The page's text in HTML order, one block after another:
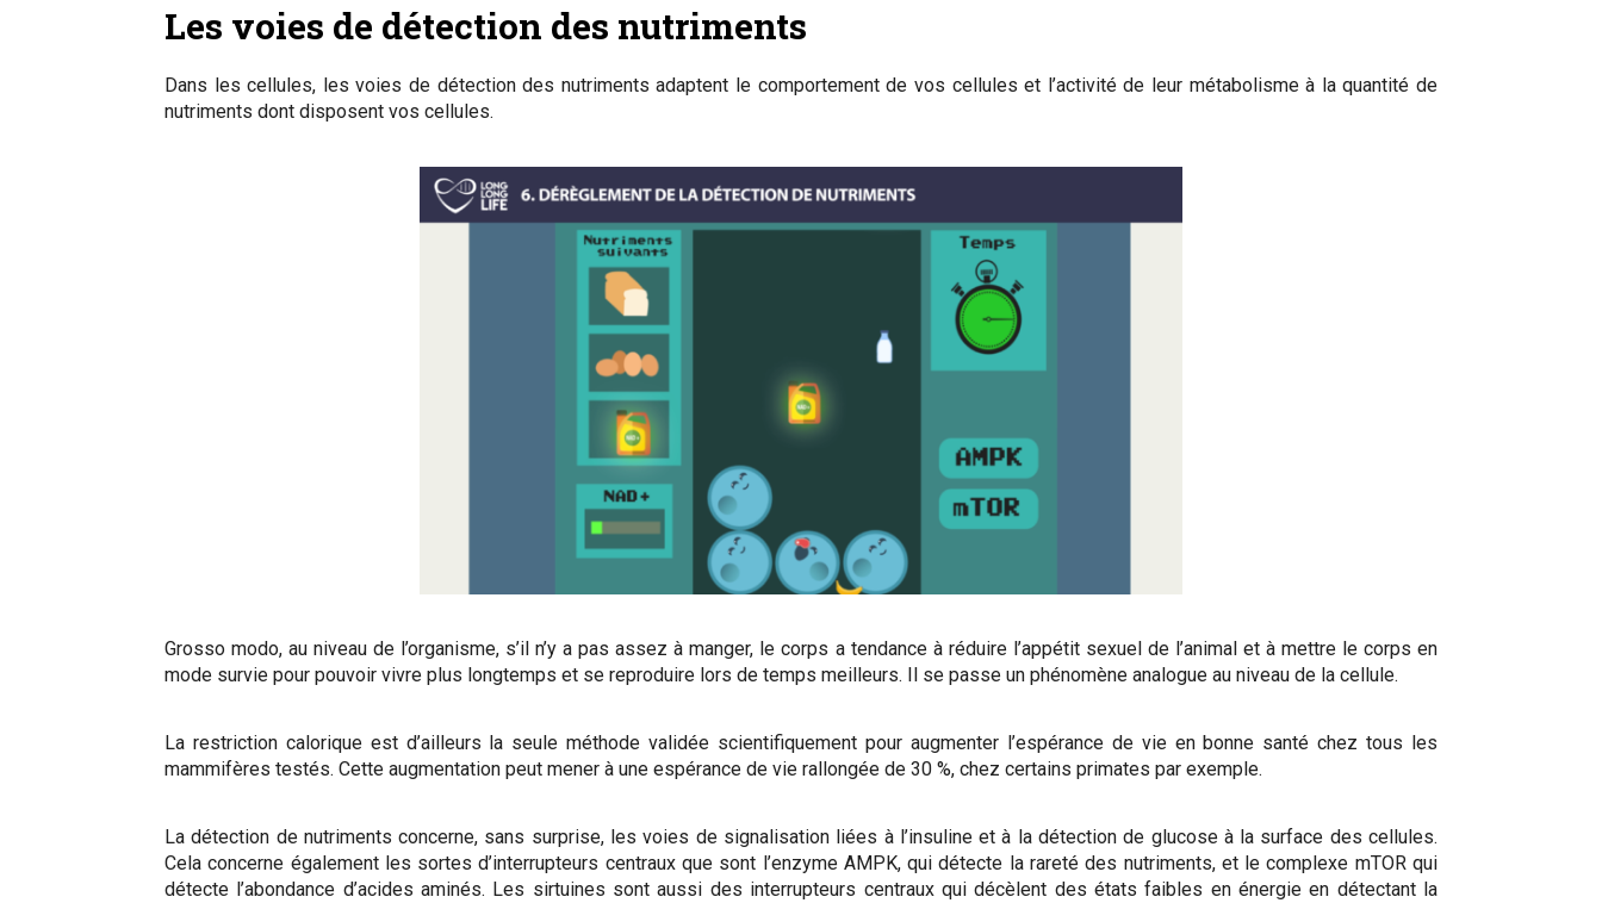
Les voies de détection des nutriments
Dans les cellules, les voies de détection des nutriments adaptent le comportement de vos cellules et l’activité de leur métabolisme à la quantité de
nutriments dont disposent vos cellules.
Grosso modo, au niveau de l’organisme, s’il n’y a pas assez à manger, le corps a tendance à réduire l’appétit sexuel de l’animal et à mettre le corps en
mode survie pour pouvoir vivre plus longtemps et se reproduire lors de temps meilleurs.
Il se passe un phénomène analogue au niveau de la cellule.
La restriction calorique est d’ailleurs la seule méthode validée scientifiquement pour augmenter l’espérance de vie en bonne santé chez tous les
mammifères testés. Cette augmentation peut mener à une espérance de vie rallongée de 30 %, chez certains primates par exemple.
La détection de nutriments concerne, sans surprise, les voies de signalisationliées à l’insuline et à la détection de glucose à la surface des cellules.
Cela concerne également les sortesd’interrupteurs centraux que sont l’enzyme AMPK, qui détecte la rareté des nutriments, et le complexe mTOR qui
détecte l’abondance d’acides aminés. Les sirtuines sont aussi des interrupteurs centraux qui décèlent des états faibles en énergie en détectant la